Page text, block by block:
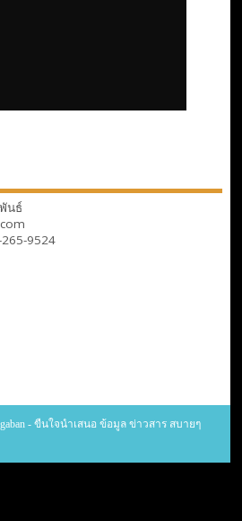
นธ์
9524
- ขืนใจนำเสนอ ข้อมูล ข่าวสาร สบายๆ